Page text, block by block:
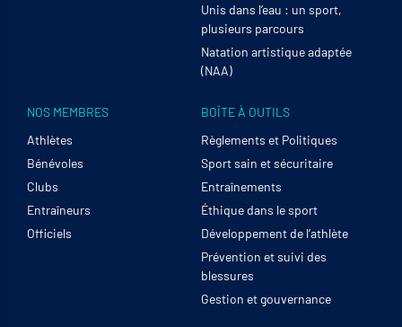
Unis dans l’eau : un sport,
plusieurs parcours
Natation artistique adaptée
(NAA)
NOS MEMBRES
Athlètes
Bénévoles
Clubs
Entraîneurs
Officiels
BOÎTE À OUTILS
Règlements et Politiques
Sport sain et sécuritaire
Entraînements
Éthique dans le sport
Développement de l’athlète
Prévention et suivi des
blessures
Gestion et gouvernance